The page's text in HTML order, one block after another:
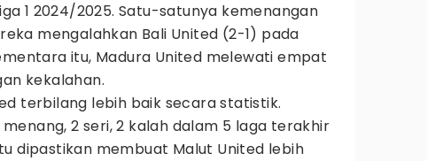
1 2024/2025. Satu-satunya kemenangan
mengalahkan Bali United (2-1) pada
itu, Madura United melewati empat
kekalahan.
terbilang lebih baik secara statistik.
2 seri, 2 kalah dalam 5 laga terakhir
dipastikan membuat Malut United lebih